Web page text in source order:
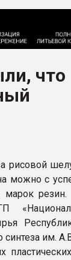
что
рисовой
можно с
марок
синтеза им.